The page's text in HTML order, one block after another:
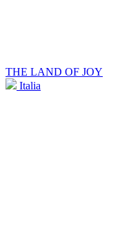
THE LAND OF JOY
Italia